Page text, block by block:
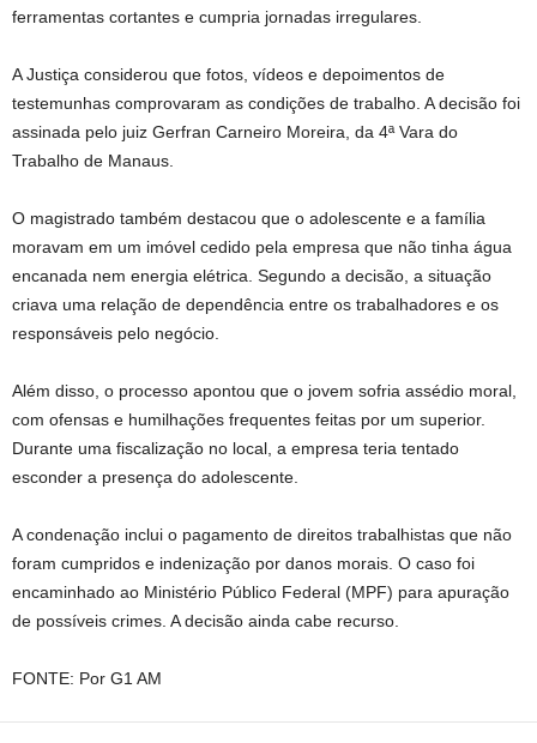
ferramentas cortantes e cumpria jornadas irregulares.
A Justiça considerou que fotos, vídeos e depoimentos de
testemunhas comprovaram as condições de trabalho. A decisão foi
assinada pelo juiz Gerfran Carneiro Moreira, da 4ª Vara do
Trabalho de Manaus.
O magistrado também destacou que o adolescente e a família
moravam em um imóvel cedido pela empresa que não tinha água
encanada nem energia elétrica. Segundo a decisão, a situação
criava uma relação de dependência entre os trabalhadores e os
responsáveis pelo negócio.
Além disso, o processo apontou que o jovem sofria assédio moral,
com ofensas e humilhações frequentes feitas por um superior.
Durante uma fiscalização no local, a empresa teria tentado
esconder a presença do adolescente.
A condenação inclui o pagamento de direitos trabalhistas que não
foram cumpridos e indenização por danos morais. O caso foi
encaminhado ao Ministério Público Federal (MPF) para apuração
de possíveis crimes. A decisão ainda cabe recurso.
FONTE: Por G1 AM